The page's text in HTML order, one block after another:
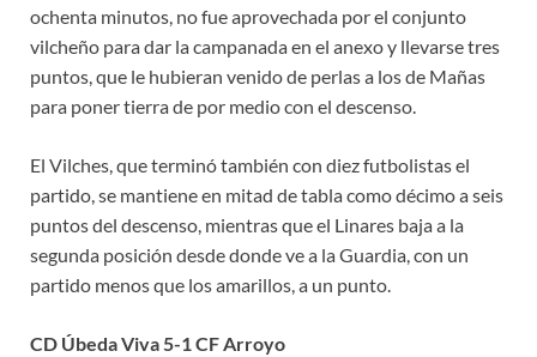
ochenta minutos, no fue aprovechada por el conjunto
vilcheño para dar la campanada en el anexo y llevarse tres
puntos, que le hubieran venido de perlas a los de Mañas
para poner tierra de por medio con el descenso.
El Vilches, que terminó también con diez futbolistas el
partido, se mantiene en mitad de tabla como décimo a seis
puntos del descenso, mientras que el Linares baja a la
segunda posición desde donde ve a la Guardia, con un
partido menos que los amarillos, a un punto.
CD Úbeda Viva 5-1 CF Arroyo